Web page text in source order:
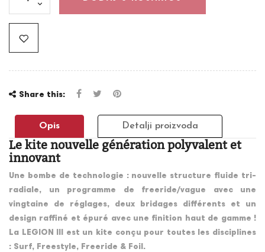
Share this:
Opis Detalji proizvoda
Le kite nouvelle génération polyvalent et
innovant
Une bombe de technologie : nouvelle structure fluide tri-
radiale, un programme de freeride/vague avec une
vingtaine de réglages, deux bridages différents et un
design raffiné et épuré avec une finition haut de gamme !
La LEGION III est un kite conçu pour toutes les disciplines
: Surf, Freestyle, Freeride & Foil.